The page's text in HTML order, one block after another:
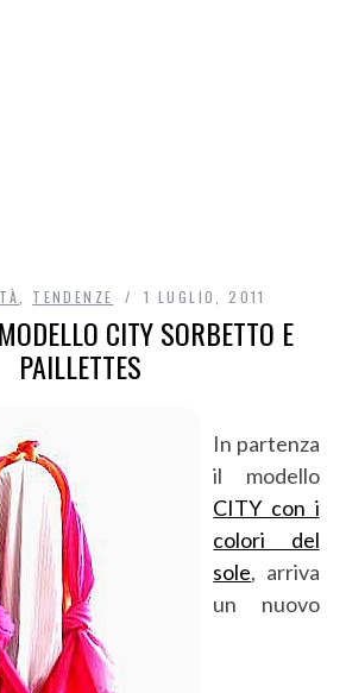
TENDENZE 1 LUGLIO, 2011
CITY SORBETTO E
PAILLETTES
In partenza
il modello
CITY con i
colori del
sole, arriva
un nuovo